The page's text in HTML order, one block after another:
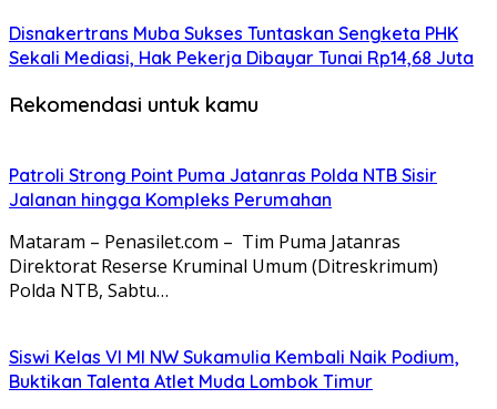
Disnakertrans Muba Sukses Tuntaskan Sengketa PHK
Sekali Mediasi, Hak Pekerja Dibayar Tunai Rp14,68 Juta
Rekomendasi untuk kamu
Patroli Strong Point Puma Jatanras Polda NTB Sisir
Jalanan hingga Kompleks Perumahan
Mataram – Penasilet.com – Tim Puma Jatanras
Direktorat Reserse Kruminal Umum (Ditreskrimum)
Polda NTB, Sabtu…
Siswi Kelas VI MI NW Sukamulia Kembali Naik Podium,
Buktikan Talenta Atlet Muda Lombok Timur